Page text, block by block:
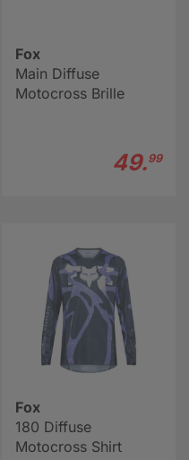
Fox
Main Diffuse
Motocross Brille
49.99
Fox
180 Diffuse
Motocross Shirt